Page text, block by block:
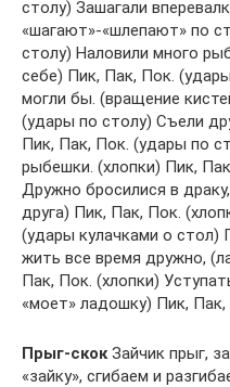
столу) Зашагали
«шагают»-«шлепают» по
столу) Наловили много
себе) Пик, Пак, Пок.
могли бы. (вращение
(удары по столу) Съели
Пик, Пак, Пок. (удары по
рыбешки. (хлопки) Пик,
Дружно бросилися в
друга) Пик, Пак, Пок.
(удары кулачками о стол)
жить все время дружно,
Пак, Пок. (хлопки)
«моет» ладошку) Пик, Пак,
Прыг-скокЗайчик прыг,
«зайку», сгибаем и